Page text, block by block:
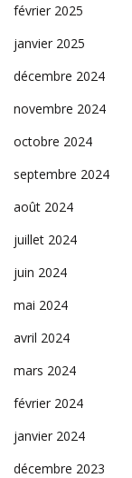
février 2025
janvier 2025
décembre 2024
novembre 2024
octobre 2024
septembre 2024
août 2024
juillet 2024
juin 2024
mai 2024
avril 2024
mars 2024
février 2024
janvier 2024
décembre 2023